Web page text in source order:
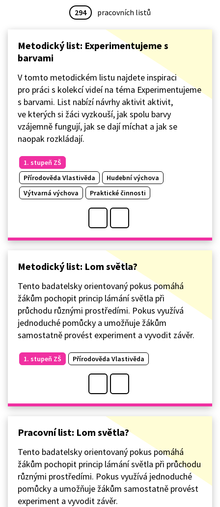
294 pracovních listů
Metodický list: Experimentujeme s
barvami
V tomto metodickém listu najdete inspiraci
pro práci s kolekcí videí na téma Experimentujeme
s barvami. List nabízí návrhy aktivit aktivit,
ve kterých si žáci vyzkouší, jak spolu barvy
vzájemně fungují, jak se dají míchat a jak se
naopak rozkládají.
1. stupeň ZŠ
Přírodověda Vlastivěda
Hudební výchova
Výtvarná výchova
Praktické činnosti
Metodický list: Lom světla?
Tento badatelsky orientovaný pokus pomáhá
žákům pochopit princip lámání světla při
průchodu různými prostředími. Pokus využívá
jednoduché pomůcky a umožňuje žákům
samostatně provést experiment a vyvodit závěr.
1. stupeň ZŠ Přírodověda Vlastivěda
Pracovní list: Lom světla?
Tento badatelsky orientovaný pokus pomáhá
žákům pochopit princip lámání světla při průchodu
různými prostředími. Pokus využívá jednoduché
pomůcky a umožňuje žákům samostatně provést
experiment a vyvodit závěr.